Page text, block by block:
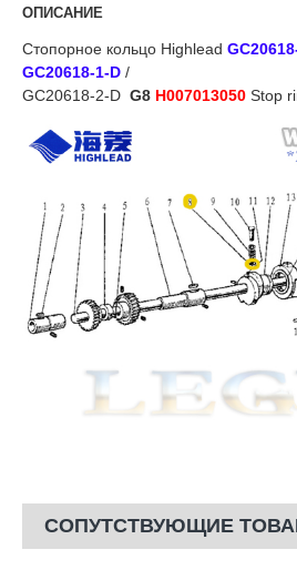
ОПИСАНИЕ
Стопорное кольцо Highlead
GC20618-1-D /
GC20618-2-D G8 H007013050 Stop
СОПУТСТВУЮЩИЕ